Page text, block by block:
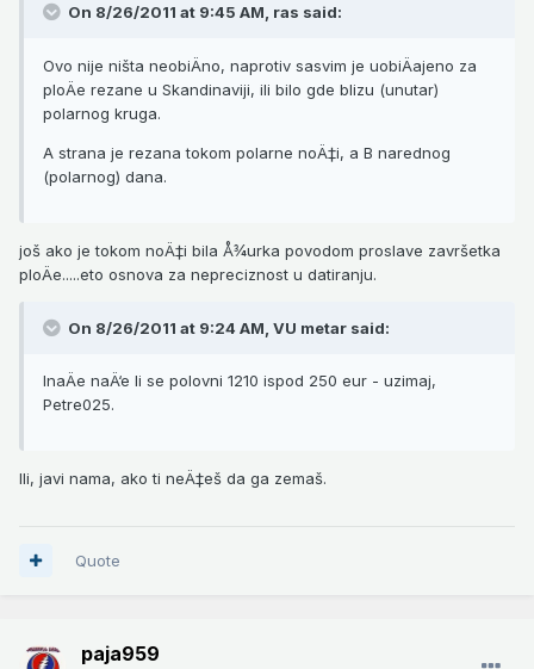
On 8/26/2011 at 9:45 AM, ras said:
Ovo nije ništa neobiÄno, naprotiv sasvim je uobiÄajeno za
ploÄe rezane u Skandinaviji, ili bilo gde blizu (unutar)
polarnog kruga.
A strana je rezana tokom polarne noÄ‡i, a B narednog
(polarnog) dana.
još ako je tokom noÄ‡i bila Å¾urka povodom proslave završetka
ploÄe.....eto osnova za nepreciznost u datiranju.
On 8/26/2011 at 9:24 AM, VU metar said:
InaÄe naÄ‘e li se polovni 1210 ispod 250 eur - uzimaj,
Petre025.
Ili, javi nama, ako ti neÄ‡eš da ga zemaš.
Quote
paja959